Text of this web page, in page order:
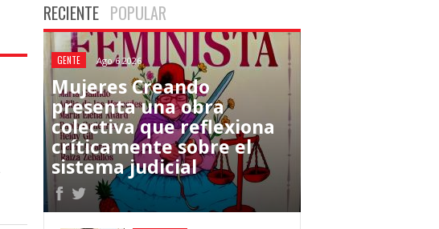
RECIENTE POPULAR
GENTE Ago 6 2026
Mujeres Creando
presenta una obra
colectiva que reflexiona
críticamente sobre el
sistema judicial